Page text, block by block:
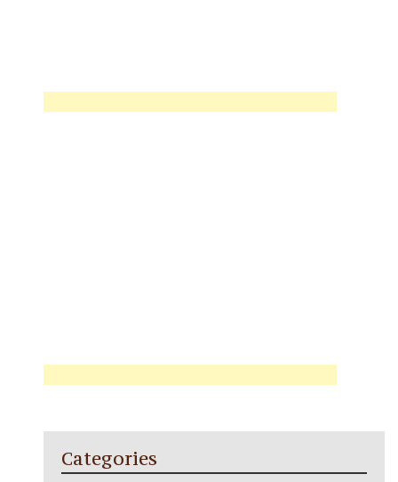
Categories